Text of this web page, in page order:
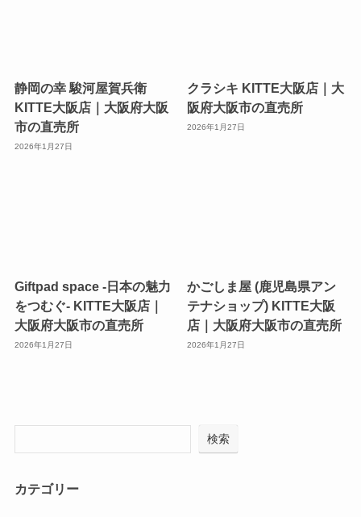
静岡の幸 駿河屋賀兵衛
KITTE大阪店｜大阪府大阪
市の直売所
2026年1月27日
クラシキ KITTE大阪店｜大
阪府大阪市の直売所
2026年1月27日
Giftpad space -日本の魅力
をつむぐ- KITTE大阪店｜
大阪府大阪市の直売所
2026年1月27日
かごしま屋 (鹿児島県アン
テナショップ) KITTE大阪
店｜大阪府大阪市の直売所
2026年1月27日
検索
カテゴリー